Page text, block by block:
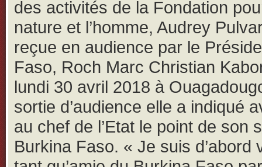
des activités de la Fondation
nature et l’homme, Audrey
reçue en audience par le
Faso, Roch Marc Christian
lundi 30 avril 2018 à
sortie d’audience elle a indiqué
au chef de l’Etat le point de son
Burkina Faso. « Je suis d’abord